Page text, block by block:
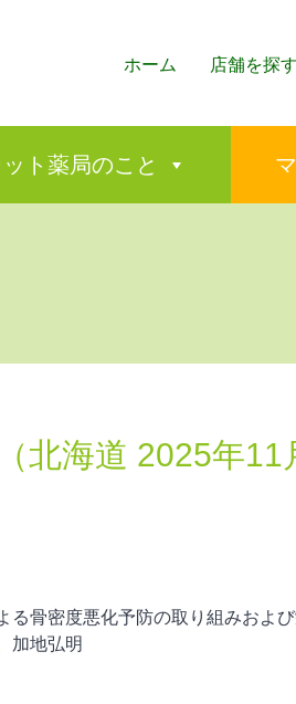
ホーム 店舗を探す
ト薬局のこと
北海道 2025年11
骨密度悪化予防の取り組みおよ
加地弘明